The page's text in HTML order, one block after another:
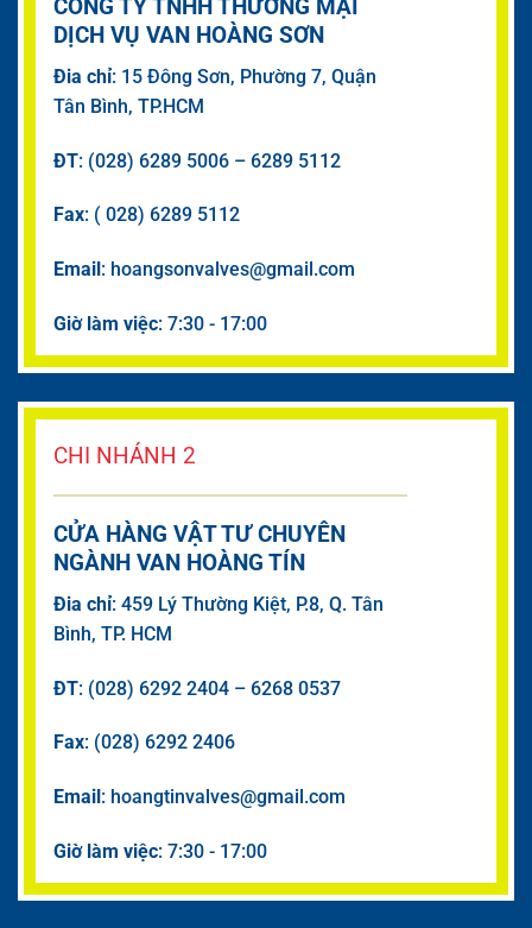
CÔNG TY TNHH THƯƠNG MẠI
DỊCH VỤ VAN HOÀNG SƠN
Đia chỉ: 15 Đông Sơn, Phường 7, Quận
Tân Bình, TP.HCM
ĐT: (028) 6289 5006 – 6289 5112
Fax: ( 028) 6289 5112
Email : hoangsonvalves@gmail.com
Giờ làm việc: 7:30 - 17:00
CHI NHÁNH 2
CỬA HÀNG VẬT TƯ CHUYÊN
NGÀNH VAN HOÀNG TÍN
Đia chỉ: 459 Lý Thường Kiệt, P.8, Q. Tân
Bình, TP. HCM
ĐT: (028) 6292 2404 – 6268 0537
Fax: (028) 6292 2406
Email : hoangtinvalves@gmail.com
Giờ làm việc: 7:30 - 17:00